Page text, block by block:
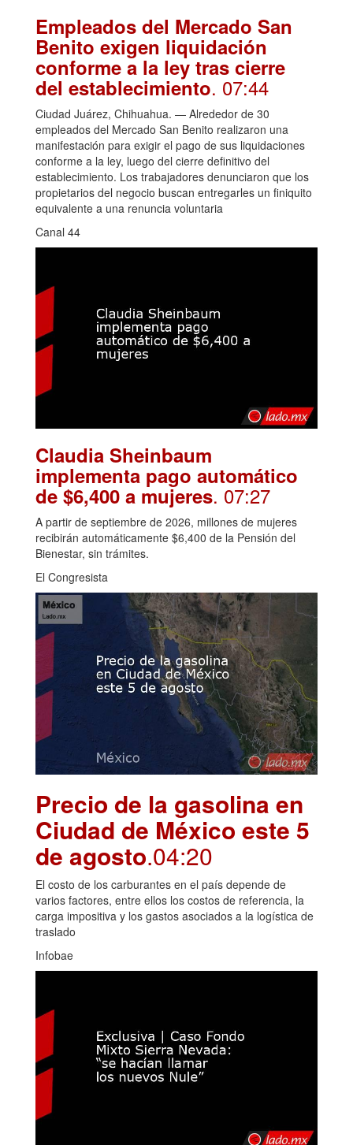
Empleados del Mercado San
Benito exigen liquidación
conforme a la ley tras cierre
del establecimiento. 07:44
Ciudad Juárez, Chihuahua. — Alrededor de 30
empleados del Mercado San Benito realizaron una
manifestación para exigir el pago de sus liquidaciones
conforme a la ley, luego del cierre definitivo del
establecimiento. Los trabajadores denunciaron que los
propietarios del negocio buscan entregarles un finiquito
equivalente a una renuncia voluntaria
Canal 44
Claudia Sheinbaum
implementa pago automático
de $6,400 a mujeres. 07:27
A partir de septiembre de 2026, millones de mujeres
recibirán automáticamente $6,400 de la Pensión del
Bienestar, sin trámites.
El Congresista
Precio de la gasolina en
Ciudad de México este 5
de agosto.04:20
El costo de los carburantes en el país depende de
varios factores, entre ellos los costos de referencia, la
carga impositiva y los gastos asociados a la logística de
traslado
Infobae